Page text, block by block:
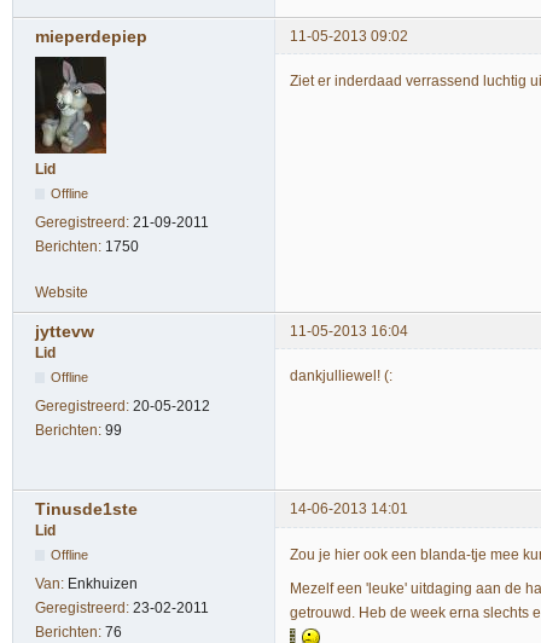
mieperdepiep 11-05-2013 09:02
Lid
Offline
Geregistreerd: 21-09-2011
Berichten: 1750
Ziet er inderdaad verrassend luchtig
Website
jyttevw
11-05-2013 16:04
Lid
Offline
Geregistreerd: 20-05-2012
Berichten: 99
dankjulliewel! (:
Tinusde1ste
14-06-2013 14:01
Lid
Offline
Van: Enkhuizen
Geregistreerd: 23-02-2011
Berichten: 76
Zou je hier ook een blanda-tje mee
Mezelf een 'leuke' uitdaging aan de
getrouwd. Heb de week erna slechts